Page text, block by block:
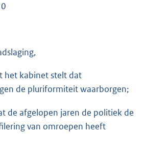
het kabinet stelt dat
de pluriformiteit waarborgen;
de afgelopen jaren de politiek de
van omroepen heeft